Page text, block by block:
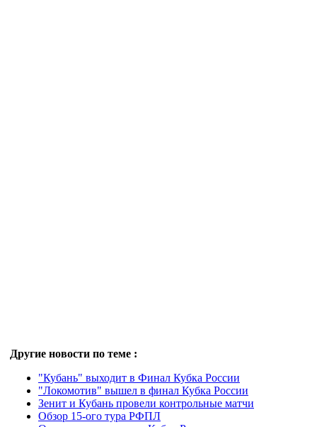
Другие новости по теме :
"Кубань" выходит в Финал Кубка России
"Локомотив" вышел в финал Кубка России
Зенит и Кубань провели контрольные матчи
Обзор 15-ого тура РФПЛ